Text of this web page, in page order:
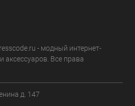
- модный интернет-
аксессуаров. Все права
д. 147